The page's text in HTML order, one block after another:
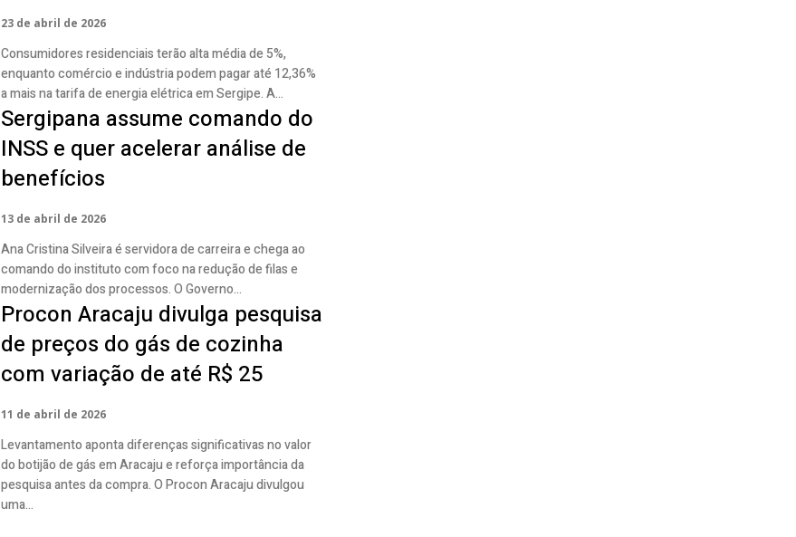
23 de abril de 2026
Consumidores residenciais terão alta média de 5%,
enquanto comércio e indústria podem pagar até 12,36%
a mais na tarifa de energia elétrica em Sergipe. A...
Sergipana assume comando do
INSS e quer acelerar análise de
benefícios
13 de abril de 2026
Ana Cristina Silveira é servidora de carreira e chega ao
comando do instituto com foco na redução de filas e
modernização dos processos. O Governo...
Procon Aracaju divulga pesquisa
de preços do gás de cozinha
com variação de até R$ 25
11 de abril de 2026
Levantamento aponta diferenças significativas no valor
do botijão de gás em Aracaju e reforça importância da
pesquisa antes da compra. O Procon Aracaju divulgou
uma...